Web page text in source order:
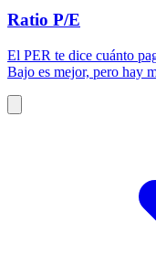
Ratio P/E
El PER te dice cuánto
Bajo es mejor, pero hay